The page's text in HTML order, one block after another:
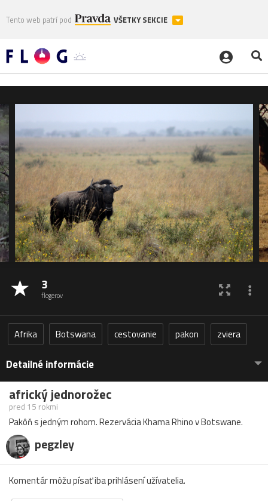
Tento web patrí pod VŠETKY SEKCIE
3
flogerov
Afrika Botswana cestovanie pakon zviera
Detailné informácie
africký jednorožec
pred 15 rokmi
Pakôň s jedným rohom. Rezervácia Khama Rhino v Botswane.
pegzley
Komentár môžu písať iba prihlásení užívatelia.